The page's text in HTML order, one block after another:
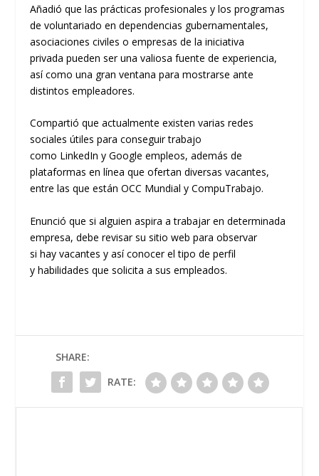
Añadió que las prácticas profesionales y los programas
de voluntariadoendependencias gubernamentales,
asociaciones civilesoempresas de la iniciativa
privadapueden ser unavaliosa fuente de experiencia,
así como una gran ventana para mostrarse ante
distintos empleadores.
Compartió que actualmente existen varias redes
sociales útiles para conseguir trabajo
como LinkedIn yGoogle empleos, además de
plataformas en línea que ofertan diversas vacantes,
entre las que estánOCC Mundial yCompuTrabajo.
Enuncióque si alguien aspira a trabajar en determinada
empresa, debe revisar su sitioweb paraobservar
si hay vacantes yasíconocer el tipo de perfil
yhabilidades que solicita a sus empleados.
SHARE:
RATE: